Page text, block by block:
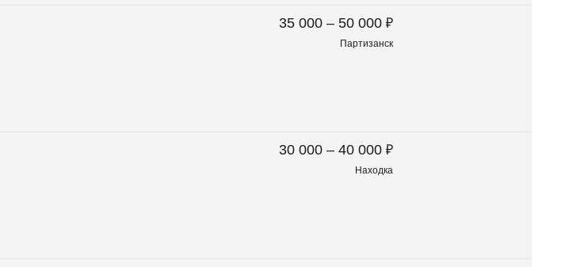
35 000 – 50 000 ₽
Партизанск
30 000 – 40 000 ₽
Находка